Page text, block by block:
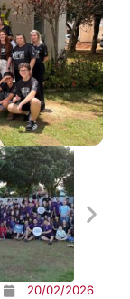
20/02/2026